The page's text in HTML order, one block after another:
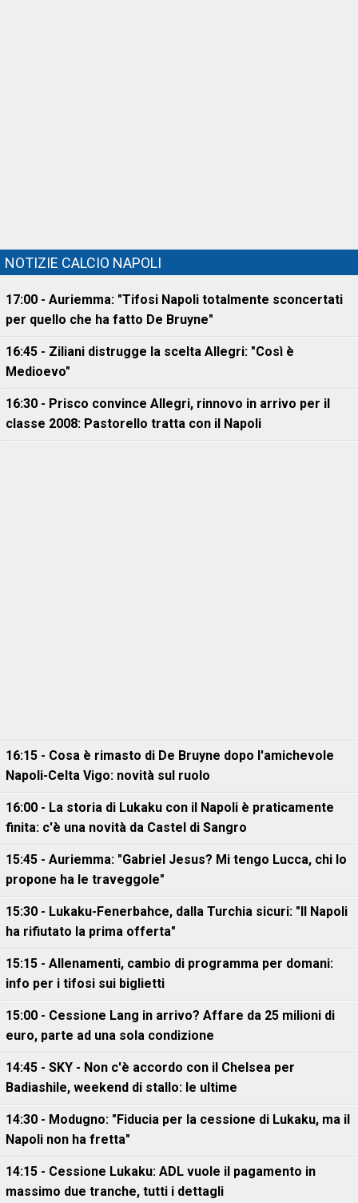
NOTIZIE CALCIO NAPOLI
17:00 - Auriemma: "Tifosi Napoli totalmente sconcertati
per quello che ha fatto De Bruyne"
16:45 - Ziliani distrugge la scelta Allegri: "Così è
Medioevo"
16:30 - Prisco convince Allegri, rinnovo in arrivo per il
classe 2008: Pastorello tratta con il Napoli
16:15 - Cosa è rimasto di De Bruyne dopo l'amichevole
Napoli-Celta Vigo: novità sul ruolo
16:00 - La storia di Lukaku con il Napoli è praticamente
finita: c'è una novità da Castel di Sangro
15:45 - Auriemma: "Gabriel Jesus? Mi tengo Lucca, chi lo
propone ha le traveggole"
15:30 - Lukaku-Fenerbahce, dalla Turchia sicuri: "Il Napoli
ha rifiutato la prima offerta"
15:15 - Allenamenti, cambio di programma per domani:
info per i tifosi sui biglietti
15:00 - Cessione Lang in arrivo? Affare da 25 milioni di
euro, parte ad una sola condizione
14:45 - SKY - Non c'è accordo con il Chelsea per
Badiashile, weekend di stallo: le ultime
14:30 - Modugno: "Fiducia per la cessione di Lukaku, ma il
Napoli non ha fretta"
14:15 - Cessione Lukaku: ADL vuole il pagamento in
massimo due tranche, tutti i dettagli